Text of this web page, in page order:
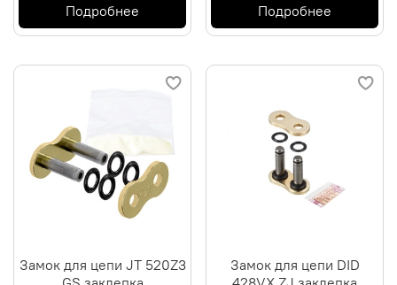
Подробнее Подробнее
Замок для цепи JT 520Z3
Замок для цепи DID